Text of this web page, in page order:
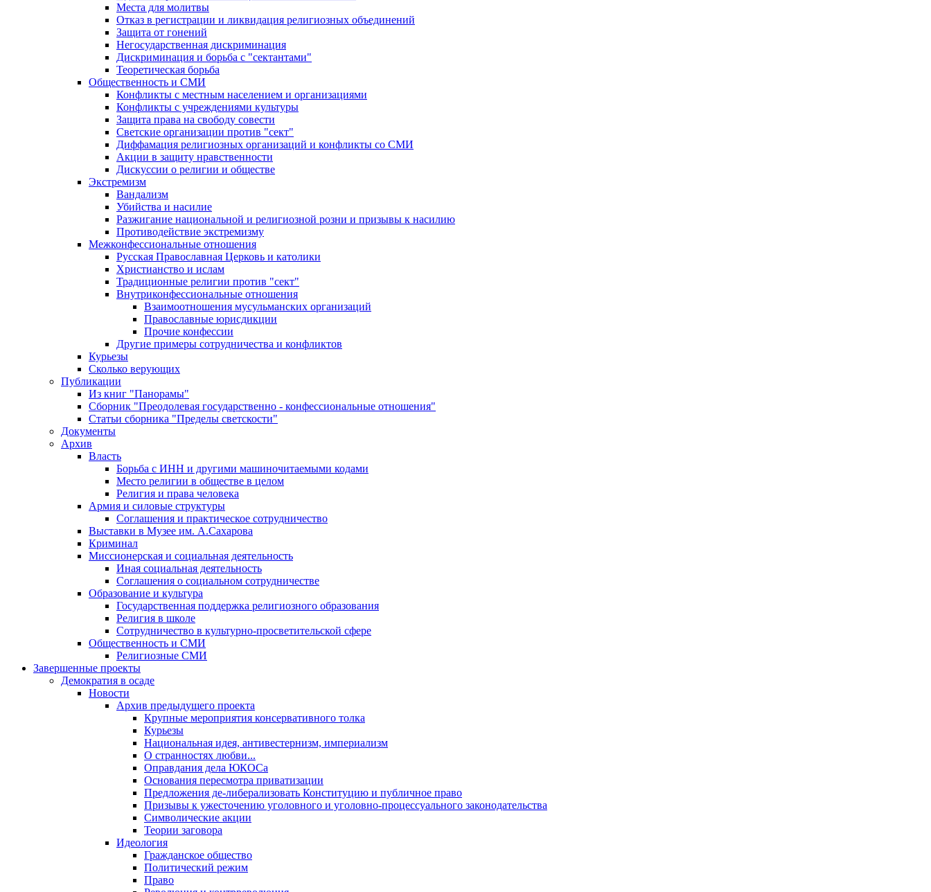
Места для молитвы
Отказ в регистрации и ликвидация религиозных объединений
Защита от гонений
Негосударственная дискриминация
Дискриминация и борьба с "сектантами"
Теоретическая борьба
Общественность и СМИ
Конфликты с местным населением и организациями
Конфликты с учреждениями культуры
Защита права на свободу совести
Светские организации против "сект"
Диффамация религиозных организаций и конфликты со СМИ
Акции в защиту нравственности
Дискуссии о религии и обществе
Экстремизм
Вандализм
Убийства и насилие
Разжигание национальной и религиозной розни и призывы к насилию
Противодействие экстремизму
Межконфессиональные отношения
Русская Православная Церковь и католики
Христианство и ислам
Традиционные религии против "сект"
Внутриконфессиональные отношения
Взаимоотношения мусульманских организаций
Православные юрисдикции
Прочие конфессии
Другие примеры сотрудничества и конфликтов
Курьезы
Сколько верующих
Публикации
Из книг "Панорамы"
Сборник "Преодолевая государственно - конфессиональные отношения"
Статьи сборника "Пределы светскости"
Документы
Архив
Власть
Борьба с ИНН и другими машиночитаемыми кодами
Место религии в обществе в целом
Религия и права человека
Армия и силовые структуры
Соглашения и практическое сотрудничество
Выставки в Музее им. А.Сахарова
Криминал
Миссионерская и социальная деятельность
Иная социальная деятельность
Соглашения о социальном сотрудничестве
Образование и культура
Государственная поддержка религиозного образования
Религия в школе
Сотрудничество в культурно-просветительской сфере
Общественность и СМИ
Религиозные СМИ
Завершенные проекты
Демократия в осаде
Новости
Архив предыдущего проекта
Крупные мероприятия консервативного толка
Курьезы
Национальная идея, антивестернизм, империализм
О странностях любви...
Оправдания дела ЮКОСа
Основания пересмотра приватизации
Предложения де-либерализовать Конституцию и публичное право
Призывы к ужесточению уголовного и уголовно-процессуального законодательства
Символические акции
Теории заговора
Идеология
Гражданское общество
Политический режим
Право